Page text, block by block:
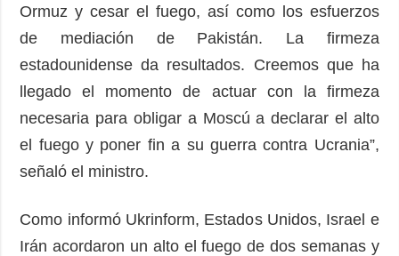
Ormuz y cesar el fuego, así como los esfuerzos
de mediación de Pakistán. La firmeza
estadounidense da resultados. Creemos que ha
llegado el momento de actuar con la firmeza
necesaria para obligar a Moscú a declarar el alto
el fuego y poner fin a su guerra contra Ucrania”,
señaló el ministro.
Como informó Ukrinform, Estados Unidos, Israel e
Irán acordaron un alto el fuego de dos semanas y